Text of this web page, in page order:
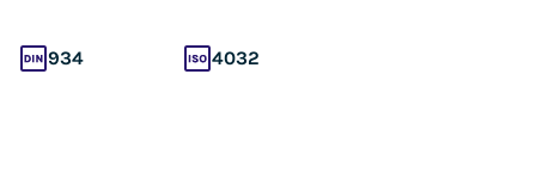
934 4032